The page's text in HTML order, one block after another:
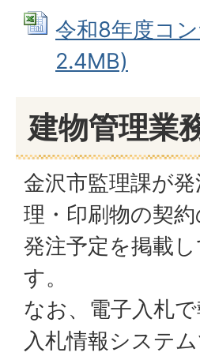
令和8年度コ
2.4MB)
建物管理業
金沢市監理課が
理・印刷物の契
発注予定を掲載
す。
なお、電子入札
入札情報システ